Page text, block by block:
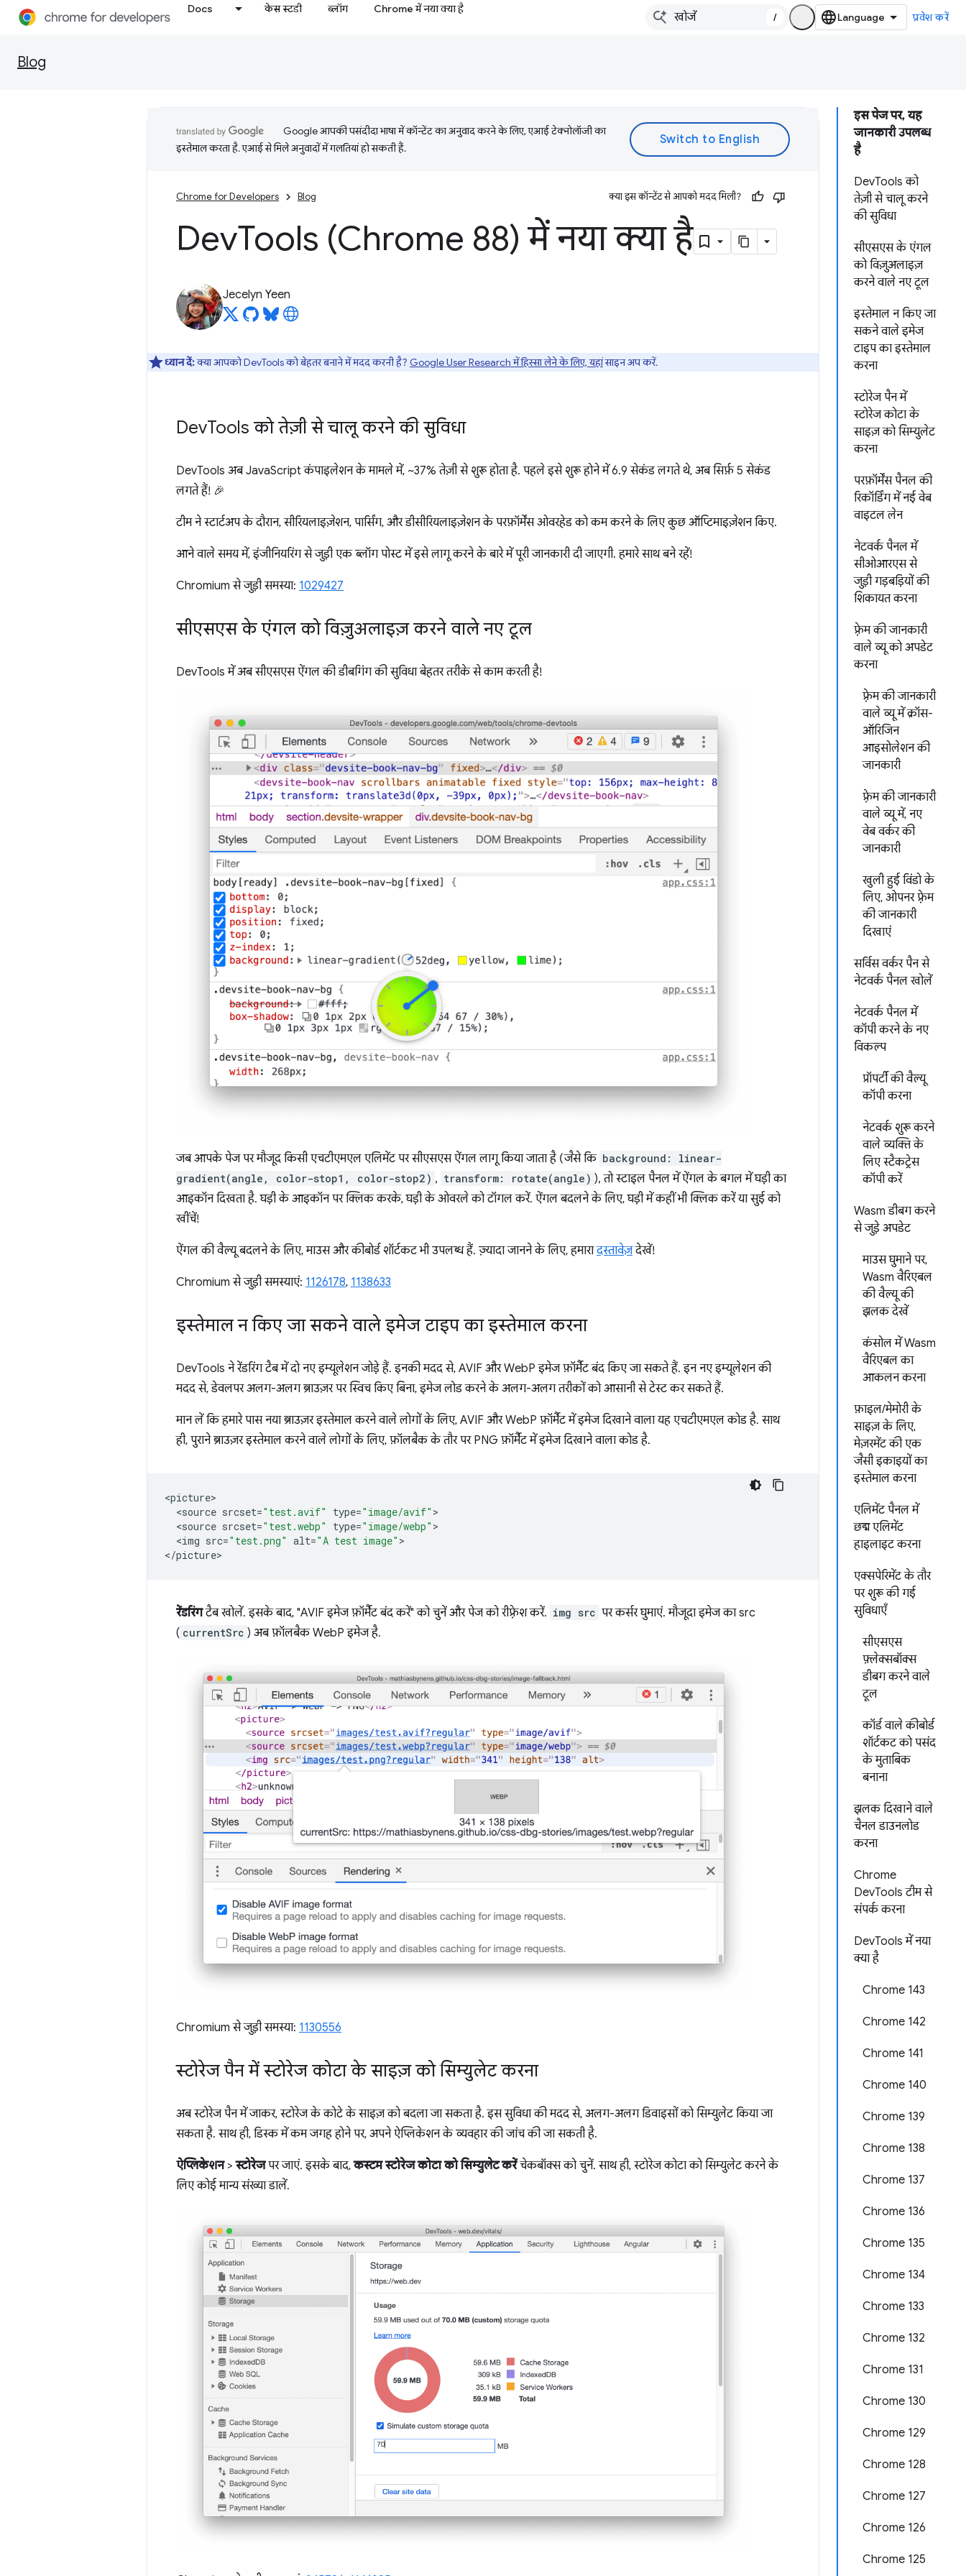
Docs केस स्टडी ब्लॉग Chrome में नया क्या है
/ प्रवेश करें
Blog
इस पेज पर, यह
जानकारी उपलब्ध
है
DevTools को
तेज़ी से चालू करने
की सुविधा
सीएसएस के एंगल
को विज़ुअलाइज़
करने वाले नए टूल
इस्तेमाल न किए जा
सकने वाले इमेज
टाइप का इस्तेमाल
करना
स्टोरेज पैन में
स्टोरेज कोटा के
साइज़ को सिम्युलेट
करना
परफ़ॉर्मेंस पैनल की
रिकॉर्डिंग में नई वेब
वाइटल लेन
नेटवर्क पैनल में
सीओआरएस से
जुड़ी गड़बड़ियों की
शिकायत करना
फ़्रेम की जानकारी
वाले व्यू को अपडेट
करना
फ़्रेम की जानकारी
वाले व्यू में क्रॉस-
ऑरिजिन
आइसोलेशन की
जानकारी
फ़्रेम की जानकारी
वाले व्यू में, नए
वेब वर्कर की
जानकारी
खुली हुई विंडो के
लिए, ओपनर फ़्रेम
की जानकारी
दिखाएं
सर्विस वर्कर पैन से
नेटवर्क पैनल खोलें
नेटवर्क पैनल में
कॉपी करने के नए
विकल्प
प्रॉपर्टी की वैल्यू
कॉपी करना
नेटवर्क शुरू करने
वाले व्यक्ति के
लिए स्टैकट्रेस
कॉपी करें
Wasm डीबग करने
से जुड़े अपडेट
माउस घुमाने पर,
Wasm वैरिएबल
की वैल्यू की
झलक देखें
कंसोल में Wasm
वैरिएबल का
आकलन करना
फ़ाइल/मेमोरी के
साइज़ के लिए,
मेज़रमेंट की एक
जैसी इकाइयों का
इस्तेमाल करना
एलिमेंट पैनल में
छद्म एलिमेंट
हाइलाइट करना
एक्सपेरिमेंट के तौर
पर शुरू की गई
सुविधाएँ
सीएसएस
फ़्लेक्सबॉक्स
डीबग करने वाले
टूल
कॉर्ड वाले कीबोर्ड
शॉर्टकट को पसंद
के मुताबिक
बनाना
झलक दिखाने वाले
चैनल डाउनलोड
करना
Chrome
DevTools टीम से
संपर्क करना
DevTools में नया
क्या है
Chrome 143
Chrome 142
Chrome 141
Chrome 140
Chrome 139
Chrome 138
Chrome 137
Chrome 136
Chrome 135
Chrome 134
Chrome 133
Chrome 132
Chrome 131
Chrome 130
Chrome 129
Chrome 128
Chrome 127
Chrome 126
Chrome 125
Google आपकी पसंदीदा भाषा में कॉन्टेंट का अनुवाद करने के लिए, एआई टेक्नोलॉजी का
इस्तेमाल करता है. एआई से मिले अनुवादों में गलतियां हो सकती हैं.
Chrome for Developers Blog क्या इस कॉन्टेंट से आपको मदद मिली?
DevTools (Chrome 88) में नया क्या है
Jecelyn Yeen
ध्यान दें:क्या आपको DevTools को बेहतर बनाने में मदद करनी है? Google User Research में हिस्सा लेने के लिए, यहांसाइन अप करें.
DevTools को तेज़ी से चालू करने की सुविधा
DevTools अब JavaScript कंपाइलेशन के मामले में, ~37% तेज़ी से शुरू होता है. पहले इसे शुरू होने में 6.9 सेकंड लगते थे, अब सिर्फ़ 5 सेकंड
लगते हैं! 🎉
टीम ने स्टार्टअप के दौरान, सीरियलाइज़ेशन, पार्सिंग, और डीसीरियलाइज़ेशन के परफ़ॉर्मेंस ओवरहेड को कम करने के लिए कुछ ऑप्टिमाइज़ेशन किए.
आने वाले समय में, इंजीनियरिंग से जुड़ी एक ब्लॉग पोस्ट में इसे लागू करने के बारे में पूरी जानकारी दी जाएगी. हमारे साथ बने रहें!
Chromium से जुड़ी समस्या: 1029427
सीएसएस के एंगल को विज़ुअलाइज़ करने वाले नए टूल
DevTools में अब सीएसएस ऐंगल की डीबगिंग की सुविधा बेहतर तरीके से काम करती है!
जब आपके पेज पर मौजूद किसी एचटीएमएल एलिमेंट पर सीएसएस ऐंगल लागू किया जाता है (जैसे कि background: linear-
gradient(angle, color-stop1, color-stop2) , transform: rotate(angle) ), तो स्टाइल पैनल में ऐंगल के बगल में घड़ी का
आइकॉन दिखता है. घड़ी के आइकॉन पर क्लिक करके, घड़ी के ओवरले को टॉगल करें. ऐंगल बदलने के लिए, घड़ी में कहीं भी क्लिक करें या सुई को
खींचें!
ऐंगल की वैल्यू बदलने के लिए, माउस और कीबोर्ड शॉर्टकट भी उपलब्ध हैं. ज़्यादा जानने के लिए, हमारादस्तावेज़देखें!
Chromium से जुड़ी समस्याएं: 1126178, 1138633
इस्तेमाल न किए जा सकने वाले इमेज टाइप का इस्तेमाल करना
DevTools ने रेंडरिंग टैब में दो नए इम्यूलेशन जोड़े हैं. इनकी मदद से, AVIF और WebP इमेज फ़ॉर्मैट बंद किए जा सकते हैं. इन नए इम्यूलेशन की
मदद से, डेवलपर अलग-अलग ब्राउज़र पर स्विच किए बिना, इमेज लोड करने के अलग-अलग तरीकों को आसानी से टेस्ट कर सकते हैं.
मान लें कि हमारे पास नया ब्राउज़र इस्तेमाल करने वाले लोगों के लिए, AVIF और WebP फ़ॉर्मैट में इमेज दिखाने वाला यह एचटीएमएल कोड है. साथ
ही, पुराने ब्राउज़र इस्तेमाल करने वाले लोगों के लिए, फ़ॉलबैक के तौर पर PNG फ़ॉर्मैट में इमेज दिखाने वाला कोड है.
<picture
<source srcset="test.avif" type="image/avif"
<source srcset="test.webp" type="image/webp"
<img src="test.png" alt="A test image" >
</picture
रेंडरिंगटैब खोलें. इसके बाद, "AVIF इमेज फ़ॉर्मैट बंद करें" को चुनें और पेज को रीफ़्रेश करें. img src पर कर्सर घुमाएं. मौजूदा इमेज का src
( currentSrc ) अब फ़ॉलबैक WebP इमेज है.
Chromium से जुड़ी समस्या: 1130556
स्टोरेज पैन में स्टोरेज कोटा के साइज़ को सिम्युलेट करना
अब स्टोरेज पैन में जाकर, स्टोरेज के कोटे के साइज़ को बदला जा सकता है. इस सुविधा की मदद से, अलग-अलग डिवाइसों को सिम्युलेट किया जा
सकता है. साथ ही, डिस्क में कम जगह होने पर, अपने ऐप्लिकेशन के व्यवहार की जांच की जा सकती है.
ऐप्लिकेशन>स्टोरेजपर जाएं. इसके बाद,कस्टम स्टोरेज कोटा को सिम्युलेट करेंचेकबॉक्स को चुनें. साथ ही, स्टोरेज कोटा को सिम्युलेट करने के
लिए कोई मान्य संख्या डालें.